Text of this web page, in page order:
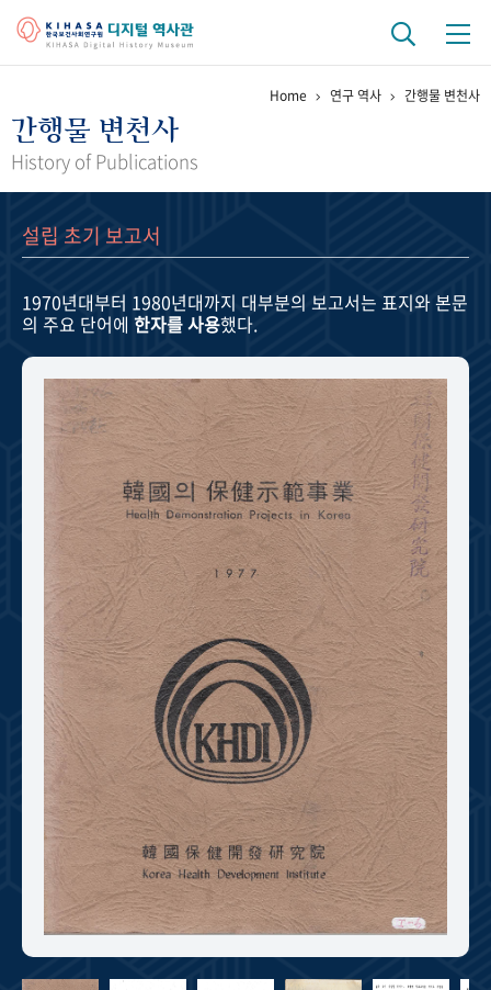
걸어온 길 기관 변천사
정책과 연구 키워드로 보는 연구 역사
연구자들
기록물 아카이브
사진 아카이브 문서 기록물 행정박물 영상 기록물
주년 기념
성과 50선 숫자로 보는 50년 50+1주년 광장
세계와 함께 한 KIHASA
VR 역사관
Home 연구 역사 간행물 변천사
간행물 변천사
History of Publications
설립 초기 보고서
1970년대부터 1980년대까지 대부분의 보고서는 표지와 본문
의 주요 단어에 한자를 사용했다.